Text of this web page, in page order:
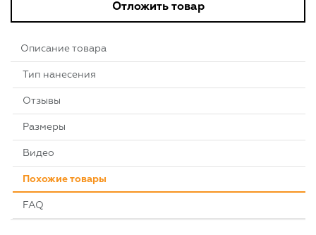
Отложить товар
Описание товара
Тип нанесения
Отзывы
Размеры
Видео
Похожие товары
FAQ